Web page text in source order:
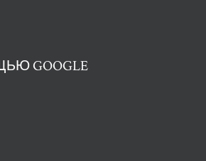
GOOGLE